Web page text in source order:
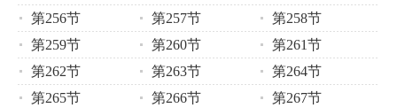
第256节
第257节
第258节
第259节
第260节
第261节
第262节
第263节
第264节
第265节
第266节
第267节